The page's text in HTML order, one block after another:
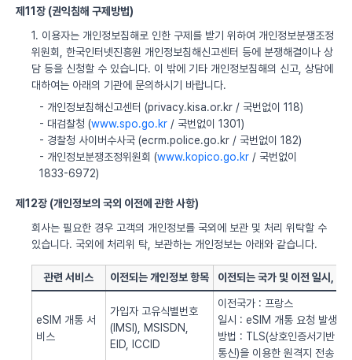
제11장 (권익침해 구제방법)
1. 이용자는 개인정보침해로 인한 구제를 받기 위하여 개인정보분쟁조정
위원회, 한국인터넷진흥원 개인정보침해신고센터 등에 분쟁해결이나 상
담 등을 신청할 수 있습니다. 이 밖에 기타 개인정보침해의 신고, 상담에
대하여는 아래의 기관에 문의하시기 바랍니다.
- 개인정보침해신고센터 (privacy.kisa.or.kr / 국번없이 118)
- 대검찰청 (www.spo.go.kr / 국번없이 1301)
- 경찰청 사이버수사국 (ecrm.police.go.kr / 국번없이 182)
- 개인정보분쟁조정위원회 (www.kopico.go.kr / 국번없이
1833-6972)
제12장 (개인정보의 국외 이전에 관한 사항)
회사는 필요한 경우 고객의 개인정보를 국외에 보관 및 처리 위탁할 수
있습니다. 국외에 처리위 탁, 보관하는 개인정보는 아래와 같습니다.
관련 서비스 이전되는 개인정보 항목 이전되는 국가 및 이전 일시, 방
eSIM 개통 서
비스
가입자 고유식별번호
(IMSI), MSISDN,
EID, ICCID
이전국가 : 프랑스
일시 : eSIM 개통 요청 발생시
방법 : TLS(상호인증서기반
통신)을 이용한 원격지 전송